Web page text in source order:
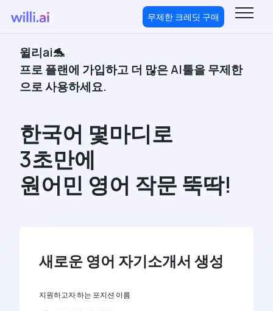
무제한 크레딧 구매
윌리ai🐬
프로 플랜에 가입하고 더 많은 AI툴을 무제한
으로 사용하세요.
한국어 몇마디로
3초만에
원어민 영어 작문 뚝딱!
새로운 영어 자기소개서 생성
지원하고자 하는 포지션 이름